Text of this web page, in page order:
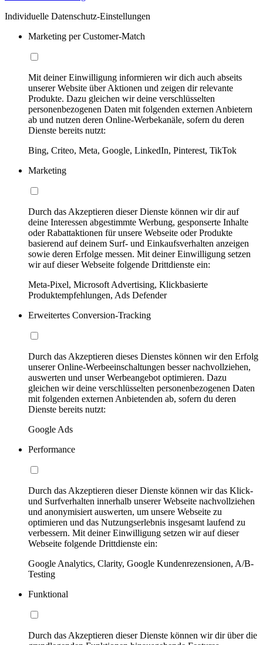
Individuelle Datenschutz-Einstellungen
Marketing per Customer-Match
Mit deiner Einwilligung informieren wir dich auch abseits
unserer Website über Aktionen und zeigen dir relevante
Produkte. Dazu gleichen wir deine verschlüsselten
personenbezogenen Daten mit folgenden externen Anbietern
ab und nutzen deren Online-Werbekanäle, sofern du deren
Dienste bereits nutzt:
Bing, Criteo, Meta, Google, LinkedIn, Pinterest, TikTok
Marketing
Durch das Akzeptieren dieser Dienste können wir dir auf
deine Interessen abgestimmte Werbung, gesponserte Inhalte
oder Rabattaktionen für unsere Webseite oder Produkte
basierend auf deinem Surf- und Einkaufsverhalten anzeigen
sowie deren Erfolge messen. Mit deiner Einwilligung setzen
wir auf dieser Webseite folgende Drittdienste ein:
Meta-Pixel, Microsoft Advertising, Klickbasierte
Produktempfehlungen, Ads Defender
Erweitertes Conversion-Tracking
Durch das Akzeptieren dieses Dienstes können wir den Erfolg
unserer Online-Werbeeinschaltungen besser nachvollziehen,
auswerten und unser Werbeangebot optimieren. Dazu
gleichen wir deine verschlüsselten personenbezogenen Daten
mit folgenden externen Anbietenden ab, sofern du deren
Dienste bereits nutzt:
Google Ads
Performance
Durch das Akzeptieren dieser Dienste können wir das Klick-
und Surfverhalten innerhalb unserer Webseite nachvollziehen
und anonymisiert auswerten, um unsere Webseite zu
optimieren und das Nutzungserlebnis insgesamt laufend zu
verbessern. Mit deiner Einwilligung setzen wir auf dieser
Webseite folgende Drittdienste ein:
Google Analytics, Clarity, Google Kundenrezensionen, A/B-
Testing
Funktional
Durch das Akzeptieren dieser Dienste können wir dir über die